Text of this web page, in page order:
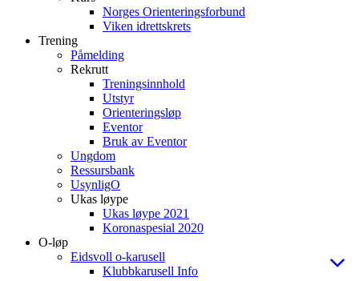
Norges Orienteringsforbund
Viken idrettskrets
Trening
Påmelding
Rekrutt
Treningsinnhold
Utstyr
Orienteringsløp
Eventor
Bruk av Eventor
Ungdom
Ressursbank
UsynligO
Ukas løype
Ukas løype 2021
Koronaspesial 2020
O-løp
Eidsvoll o-karusell
Klubbkarusell Info